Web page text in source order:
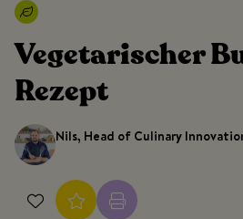
Vegetarischer
Rezept
Nils, Head of Culinary